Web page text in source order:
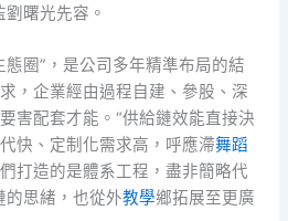
曙光先容。
圈”，是公司多年精準布局的結
，企業經由過程自建、參股、深
害配套才能。“供給鏈效能直接決
快、定制化需求高，呼應滯舞蹈
打造的是體系工程，盡非簡略代
的思緒，也從外教學鄉拓展至更廣